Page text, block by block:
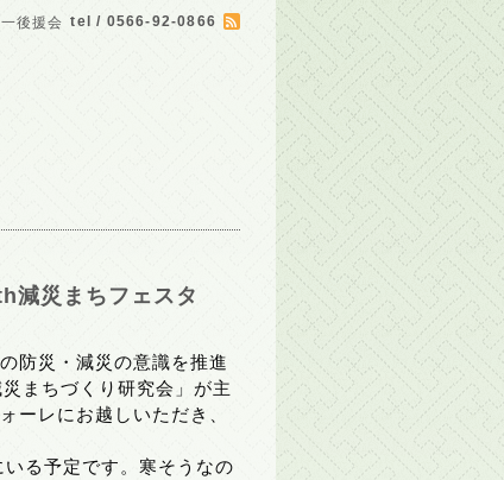
後援会 tel / 0566-92-0866
災まちフェスタ
防災・減災の意識を推進
まちづくり研究会」が主
ーレにお越しいただき、
る予定です。寒そうなの